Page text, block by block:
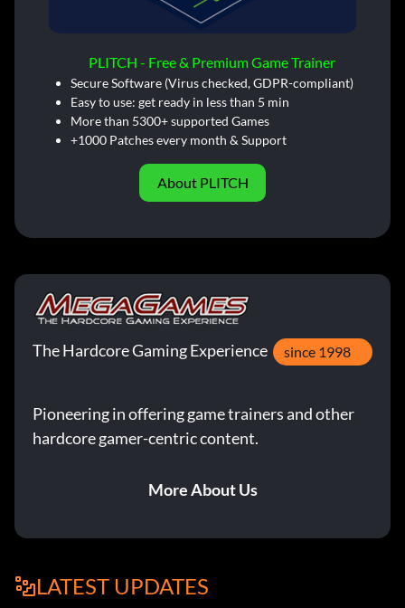
PLITCH - Free & Premium Game Trainer
Secure Software (Virus checked, GDPR-compliant)
Easy to use: get ready in less than 5 min
More than 5300+ supported Games
+1000 Patches every month & Support
About PLITCH
The Hardcore Gaming Experience since 1998
Pioneering in offering game trainers and other
hardcore gamer-centric content.
More About Us
LATEST UPDATES